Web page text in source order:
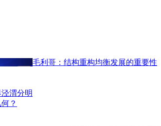
毛利哥：结构重构均衡发展的重要性
渭分明
？